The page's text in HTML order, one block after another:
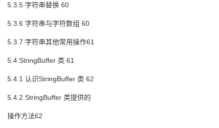
5.3.5 字符串替换 60
5.3.6 字符串与字符数组 60
5.3.7 字符串其他常用操作61
5.4 StringBuffer 类 61
5.4.1 认识StringBuffer 类 62
5.4.2 StringBuffer 类提供的
操作方法62